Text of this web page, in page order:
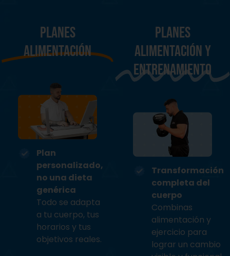
planes
ALIMENTACIÓN
Plan
personalizado,
no una dieta
genérica
Todo se adapta
a tu cuerpo, tus
horarios y tus
objetivos reales.
planes
ALIMENTACIÓN y
entrenamiento
Transformación
completa del
cuerpo
Combinas
alimentación y
ejercicio para
lograr un cambio